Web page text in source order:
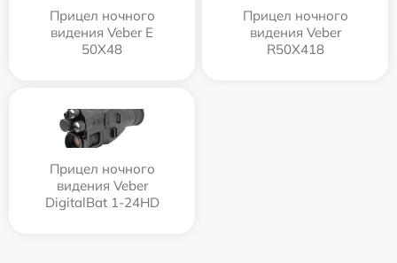
Прицел ночного
видения Veber E
50X48
Прицел ночного
видения Veber
R50X418
Прицел ночного
видения Veber
DigitalBat 1-24HD